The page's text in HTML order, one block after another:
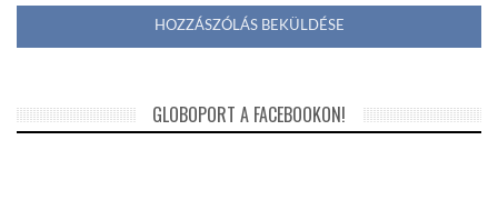
GLOBOPORT A FACEBOOKON!